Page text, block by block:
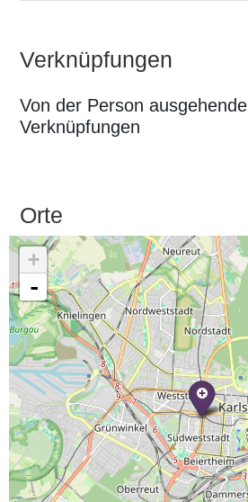
Verknüpfungen
Von der Person ausgehende
Verknüpfungen
Orte
+
-